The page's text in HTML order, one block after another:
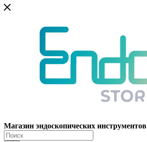
Магазин эндоскопических инструментов